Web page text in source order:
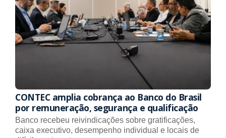
CONTEC amplia cobrança ao Banco do Brasil
por remuneração, segurança e qualificação
Banco recebeu reivindicações sobre gratificações,
caixa executivo, desempenho individual e locais de